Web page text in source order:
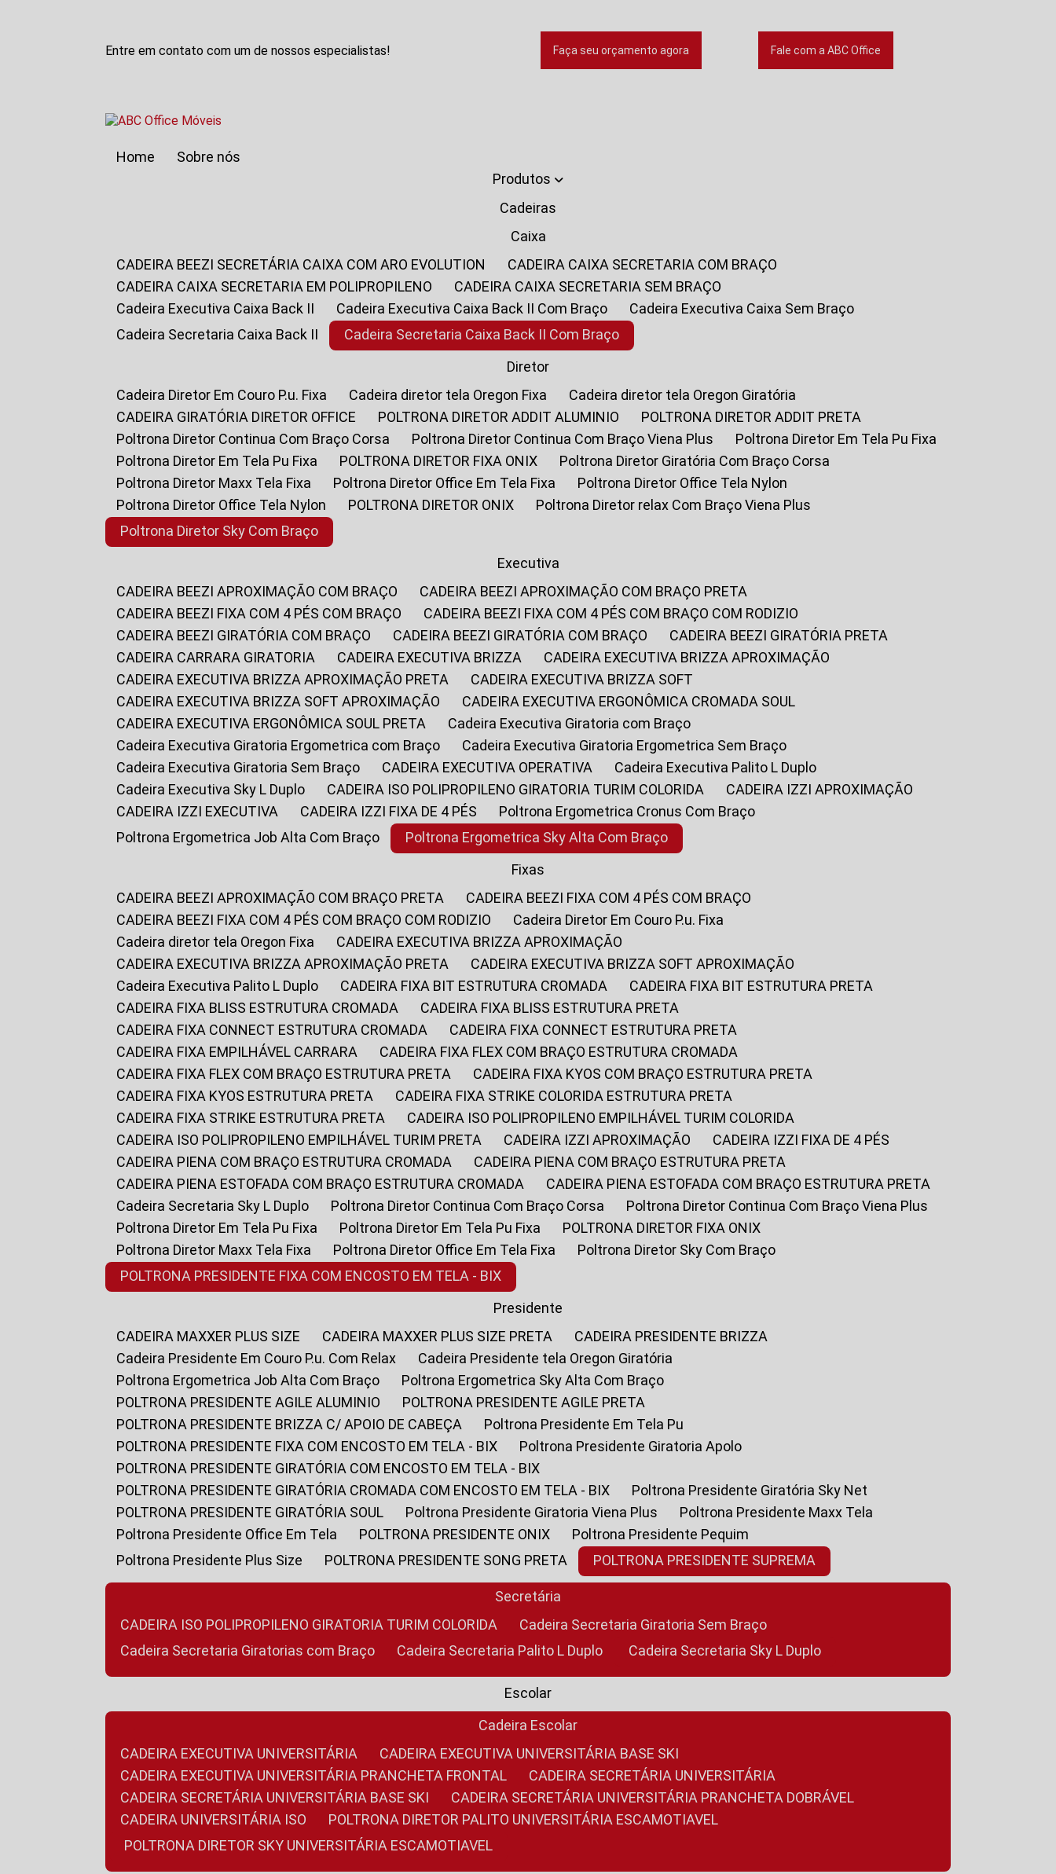
Entre em contato com um de nossos especialistas! Faça seu orçamento agora Fale com a ABC Office
Home
Sobre nós
Produtos
Cadeiras
Caixa
CADEIRA BEEZI SECRETÁRIA CAIXA COM ARO EVOLUTION
CADEIRA CAIXA SECRETARIA COM BRAÇO
CADEIRA CAIXA SECRETARIA EM POLIPROPILENO
CADEIRA CAIXA SECRETARIA SEM BRAÇO
Cadeira Executiva Caixa Back II
Cadeira Executiva Caixa Back II Com Braço
Cadeira Executiva Caixa Sem Braço
Cadeira Secretaria Caixa Back II
Cadeira Secretaria Caixa Back II Com Braço
Diretor
Cadeira Diretor Em Couro P.u. Fixa
Cadeira diretor tela Oregon Fixa
Cadeira diretor tela Oregon Giratória
CADEIRA GIRATÓRIA DIRETOR OFFICE
POLTRONA DIRETOR ADDIT ALUMINIO
POLTRONA DIRETOR ADDIT PRETA
Poltrona Diretor Continua Com Braço Corsa
Poltrona Diretor Continua Com Braço Viena Plus
Poltrona Diretor Em Tela Pu Fixa
Poltrona Diretor Em Tela Pu Fixa
POLTRONA DIRETOR FIXA ONIX
Poltrona Diretor Giratória Com Braço Corsa
Poltrona Diretor Maxx Tela Fixa
Poltrona Diretor Office Em Tela Fixa
Poltrona Diretor Office Tela Nylon
Poltrona Diretor Office Tela Nylon
POLTRONA DIRETOR ONIX
Poltrona Diretor relax Com Braço Viena Plus
Poltrona Diretor Sky Com Braço
Executiva
CADEIRA BEEZI APROXIMAÇÃO COM BRAÇO
CADEIRA BEEZI APROXIMAÇÃO COM BRAÇO PRETA
CADEIRA BEEZI FIXA COM 4 PÉS COM BRAÇO
CADEIRA BEEZI FIXA COM 4 PÉS COM BRAÇO COM RODIZIO
CADEIRA BEEZI GIRATÓRIA COM BRAÇO
CADEIRA BEEZI GIRATÓRIA COM BRAÇO
CADEIRA BEEZI GIRATÓRIA PRETA
CADEIRA CARRARA GIRATORIA
CADEIRA EXECUTIVA BRIZZA
CADEIRA EXECUTIVA BRIZZA APROXIMAÇÃO
CADEIRA EXECUTIVA BRIZZA APROXIMAÇÃO PRETA
CADEIRA EXECUTIVA BRIZZA SOFT
CADEIRA EXECUTIVA BRIZZA SOFT APROXIMAÇÃO
CADEIRA EXECUTIVA ERGONÔMICA CROMADA SOUL
CADEIRA EXECUTIVA ERGONÔMICA SOUL PRETA
Cadeira Executiva Giratoria com Braço
Cadeira Executiva Giratoria Ergometrica com Braço
Cadeira Executiva Giratoria Ergometrica Sem Braço
Cadeira Executiva Giratoria Sem Braço
CADEIRA EXECUTIVA OPERATIVA
Cadeira Executiva Palito L Duplo
Cadeira Executiva Sky L Duplo
CADEIRA ISO POLIPROPILENO GIRATORIA TURIM COLORIDA
CADEIRA IZZI APROXIMAÇÃO
CADEIRA IZZI EXECUTIVA
CADEIRA IZZI FIXA DE 4 PÉS
Poltrona Ergometrica Cronus Com Braço
Poltrona Ergometrica Job Alta Com Braço
Poltrona Ergometrica Sky Alta Com Braço
Fixas
CADEIRA BEEZI APROXIMAÇÃO COM BRAÇO PRETA
CADEIRA BEEZI FIXA COM 4 PÉS COM BRAÇO
CADEIRA BEEZI FIXA COM 4 PÉS COM BRAÇO COM RODIZIO
Cadeira Diretor Em Couro P.u. Fixa
Cadeira diretor tela Oregon Fixa
CADEIRA EXECUTIVA BRIZZA APROXIMAÇÃO
CADEIRA EXECUTIVA BRIZZA APROXIMAÇÃO PRETA
CADEIRA EXECUTIVA BRIZZA SOFT APROXIMAÇÃO
Cadeira Executiva Palito L Duplo
CADEIRA FIXA BIT ESTRUTURA CROMADA
CADEIRA FIXA BIT ESTRUTURA PRETA
CADEIRA FIXA BLISS ESTRUTURA CROMADA
CADEIRA FIXA BLISS ESTRUTURA PRETA
CADEIRA FIXA CONNECT ESTRUTURA CROMADA
CADEIRA FIXA CONNECT ESTRUTURA PRETA
CADEIRA FIXA EMPILHÁVEL CARRARA
CADEIRA FIXA FLEX COM BRAÇO ESTRUTURA CROMADA
CADEIRA FIXA FLEX COM BRAÇO ESTRUTURA PRETA
CADEIRA FIXA KYOS COM BRAÇO ESTRUTURA PRETA
CADEIRA FIXA KYOS ESTRUTURA PRETA
CADEIRA FIXA STRIKE COLORIDA ESTRUTURA PRETA
CADEIRA FIXA STRIKE ESTRUTURA PRETA
CADEIRA ISO POLIPROPILENO EMPILHÁVEL TURIM COLORIDA
CADEIRA ISO POLIPROPILENO EMPILHÁVEL TURIM PRETA
CADEIRA IZZI APROXIMAÇÃO
CADEIRA IZZI FIXA DE 4 PÉS
CADEIRA PIENA COM BRAÇO ESTRUTURA CROMADA
CADEIRA PIENA COM BRAÇO ESTRUTURA PRETA
CADEIRA PIENA ESTOFADA COM BRAÇO ESTRUTURA CROMADA
CADEIRA PIENA ESTOFADA COM BRAÇO ESTRUTURA PRETA
Cadeira Secretaria Sky L Duplo
Poltrona Diretor Continua Com Braço Corsa
Poltrona Diretor Continua Com Braço Viena Plus
Poltrona Diretor Em Tela Pu Fixa
Poltrona Diretor Em Tela Pu Fixa
POLTRONA DIRETOR FIXA ONIX
Poltrona Diretor Maxx Tela Fixa
Poltrona Diretor Office Em Tela Fixa
Poltrona Diretor Sky Com Braço
POLTRONA PRESIDENTE FIXA COM ENCOSTO EM TELA - BIX
Presidente
CADEIRA MAXXER PLUS SIZE
CADEIRA MAXXER PLUS SIZE PRETA
CADEIRA PRESIDENTE BRIZZA
Cadeira Presidente Em Couro P.u. Com Relax
Cadeira Presidente tela Oregon Giratória
Poltrona Ergometrica Job Alta Com Braço
Poltrona Ergometrica Sky Alta Com Braço
POLTRONA PRESIDENTE AGILE ALUMINIO
POLTRONA PRESIDENTE AGILE PRETA
POLTRONA PRESIDENTE BRIZZA C/ APOIO DE CABEÇA
Poltrona Presidente Em Tela Pu
POLTRONA PRESIDENTE FIXA COM ENCOSTO EM TELA - BIX
Poltrona Presidente Giratoria Apolo
POLTRONA PRESIDENTE GIRATÓRIA COM ENCOSTO EM TELA - BIX
POLTRONA PRESIDENTE GIRATÓRIA CROMADA COM ENCOSTO EM TELA - BIX
Poltrona Presidente Giratória Sky Net
POLTRONA PRESIDENTE GIRATÓRIA SOUL
Poltrona Presidente Giratoria Viena Plus
Poltrona Presidente Maxx Tela
Poltrona Presidente Office Em Tela
POLTRONA PRESIDENTE ONIX
Poltrona Presidente Pequim
Poltrona Presidente Plus Size
POLTRONA PRESIDENTE SONG PRETA POLTRONA PRESIDENTE SUPREMA
Secretária
CADEIRA ISO POLIPROPILENO GIRATORIA TURIM COLORIDA
Cadeira Secretaria Giratoria Sem Braço
Cadeira Secretaria Giratorias com Braço
Cadeira Secretaria Palito L Duplo Cadeira Secretaria Sky L Duplo
Escolar
Cadeira Escolar
CADEIRA EXECUTIVA UNIVERSITÁRIA
CADEIRA EXECUTIVA UNIVERSITÁRIA BASE SKI
CADEIRA EXECUTIVA UNIVERSITÁRIA PRANCHETA FRONTAL
CADEIRA SECRETÁRIA UNIVERSITÁRIA
CADEIRA SECRETÁRIA UNIVERSITÁRIA BASE SKI
CADEIRA SECRETÁRIA UNIVERSITÁRIA PRANCHETA DOBRÁVEL
CADEIRA UNIVERSITÁRIA ISO
POLTRONA DIRETOR PALITO UNIVERSITÁRIA ESCAMOTIAVEL
POLTRONA DIRETOR SKY UNIVERSITÁRIA ESCAMOTIAVEL